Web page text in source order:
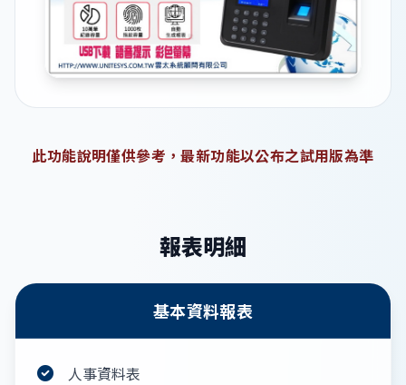
此功能說明僅供參考，最新功能以公布之試用版為準
報表明細
基本資料報表
人事資料表